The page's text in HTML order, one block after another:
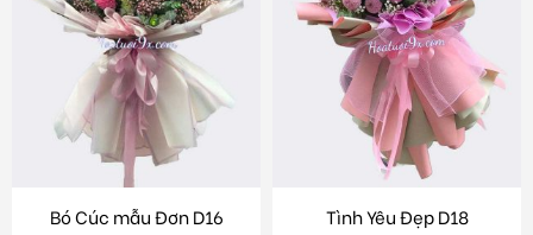
Bó Cúc mẫu Đơn D16 Tình Yêu Đẹp D18